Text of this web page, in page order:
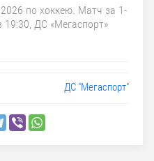
по хоккею. Матч за 1-
19:30, ДС «Мегаспорт»
ДС "Мегаспорт"